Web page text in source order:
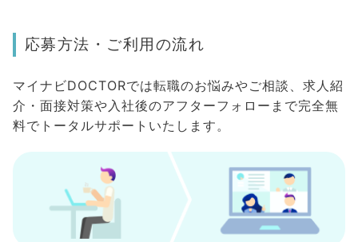
応募方法・ご利用の流れ
マイナビDOCTORでは転職のお悩みやご相談、求人紹
介・面接対策や入社後のアフターフォローまで完全無
料でトータルサポートいたします。